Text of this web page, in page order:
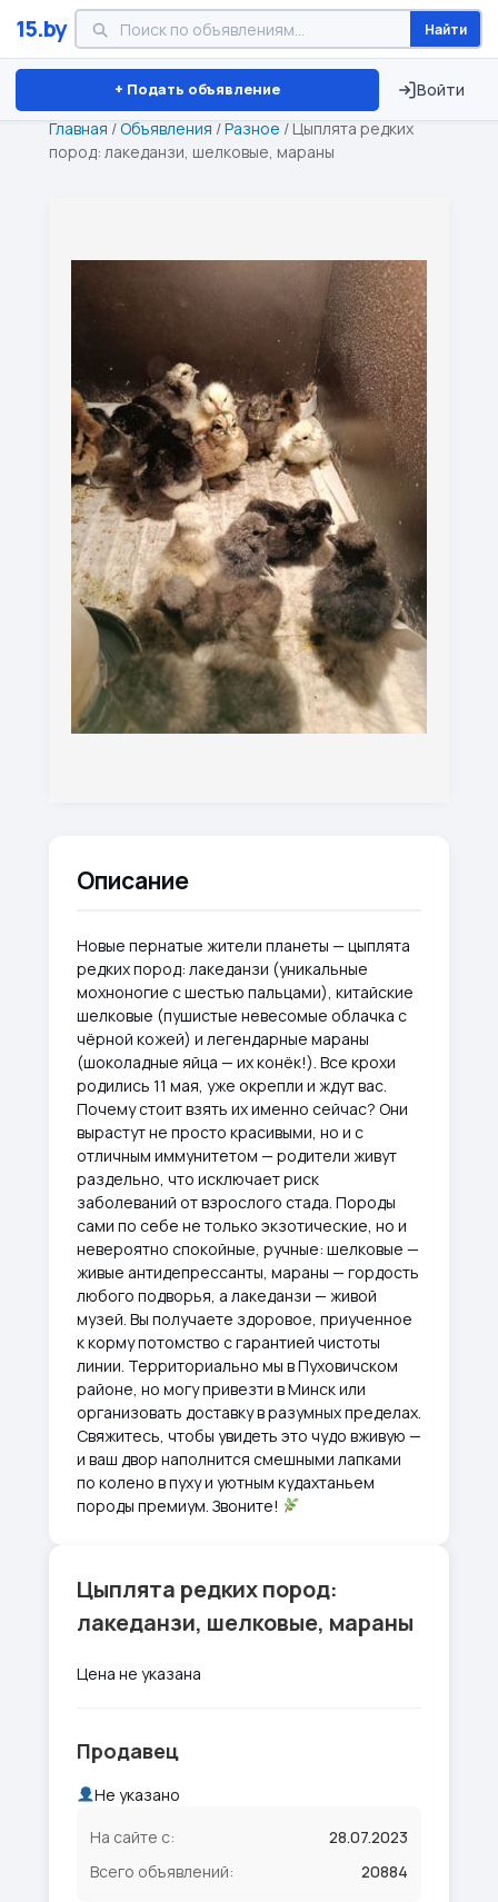
15.by Найти
+ Подать объявление Войти
Минск Витебск Брест ⏱ ТОЛЬКО 15 ДНЕЙ
Главная /Объявления /Разное / Цыплята редких
пород: лакеданзи, шелковые, мараны
Описание
Новые пернатые жители планеты — цыплята
редких пород: лакеданзи (уникальные
мохноногие с шестью пальцами), китайские
шелковые (пушистые невесомые облачка с
чёрной кожей) и легендарные мараны
(шоколадные яйца — их конёк!). Все крохи
родились 11 мая, уже окрепли и ждут вас.
Почему стоит взять их именно сейчас? Они
вырастут не просто красивыми, но и с
отличным иммунитетом — родители живут
раздельно, что исключает риск
заболеваний от взрослого стада. Породы
сами по себе не только экзотические, но и
невероятно спокойные, ручные: шелковые —
живые антидепрессанты, мараны — гордость
любого подворья, а лакеданзи — живой
музей. Вы получаете здоровое, приученное
к корму потомство с гарантией чистоты
линии. Территориально мы в Пуховичском
районе, но могу привезти в Минск или
организовать доставку в разумных пределах.
Свяжитесь, чтобы увидеть это чудо вживую —
и ваш двор наполнится смешными лапками
по колено в пуху и уютным кудахтаньем
породы премиум. Звоните!
Цыплята редких пород:
лакеданзи, шелковые, мараны
Цена не указана
Продавец
Не указано
На сайте с:
28.07.2023
Всего объявлений:
20884